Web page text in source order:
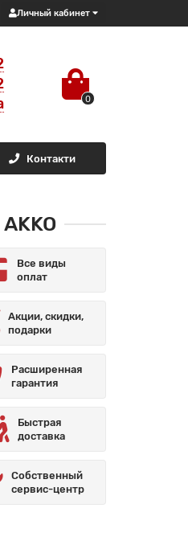
Личный кабинет
0
Контакти
Все виды
оплат
Акции, скидки,
подарки
Расширенная
гарантия
Быстрая
доставка
Собственный
сервис-центр